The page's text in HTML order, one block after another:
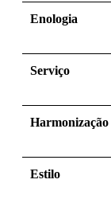
Enologia
Serviço
Harmonização
Estilo